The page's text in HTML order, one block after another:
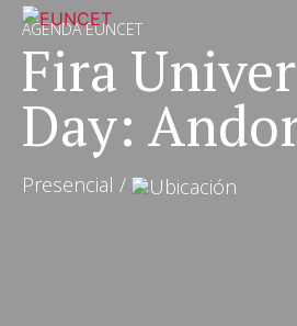
AGENDA EUNCET
Fira
Day:
Presencial /